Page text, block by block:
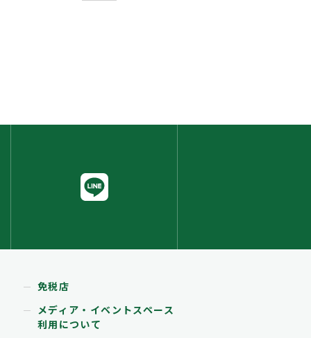
免税店
メディア・イベントスペース
利用について